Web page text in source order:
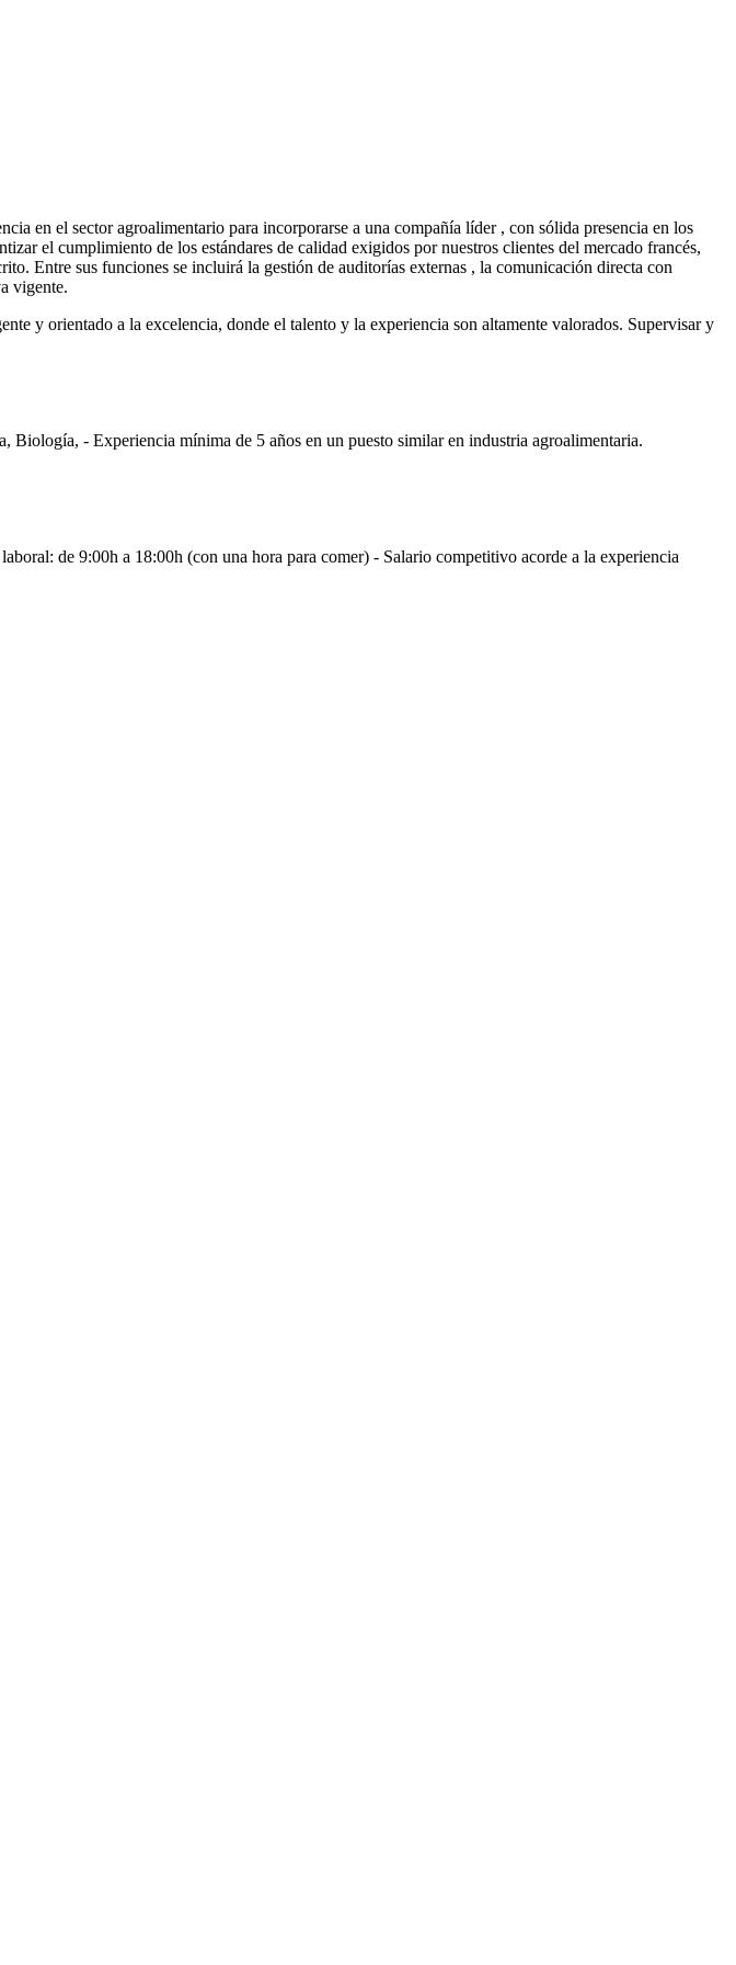
en el sector agroalimentario para incorporarse a una compañía líder , con sólida presencia en los
el cumplimiento de los estándares de calidad exigidos por nuestros clientes del mercado francés,
Entre sus funciones se incluirá la gestión de auditorías externas , la comunicación directa con
vigente.
y orientado a la excelencia, donde el talento y la experiencia son altamente valorados. Supervisar y
- Experiencia mínima de 5 años en un puesto similar en industria agroalimentaria.
de 9:00h a 18:00h (con una hora para comer) - Salario competitivo acorde a la experiencia